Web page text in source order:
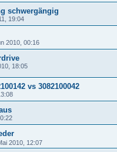
schwergängig
19:04
2010, 00:16
18:05
vs 3082100042
2010, 12:07